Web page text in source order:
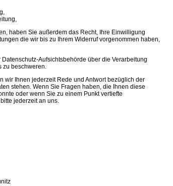
haben Sie außerdem das Recht, Ihre Einwilligung
die wir bis zu Ihrem Widerruf vorgenommen haben,
Aufsichtsbehörde über die Verarbeitung
beschweren.
wir Ihnen jederzeit Rede und Antwort bezüglich der
stehen. Wenn Sie Fragen haben, die Ihnen diese
oder wenn Sie zu einem Punkt vertiefte
jederzeit an uns.